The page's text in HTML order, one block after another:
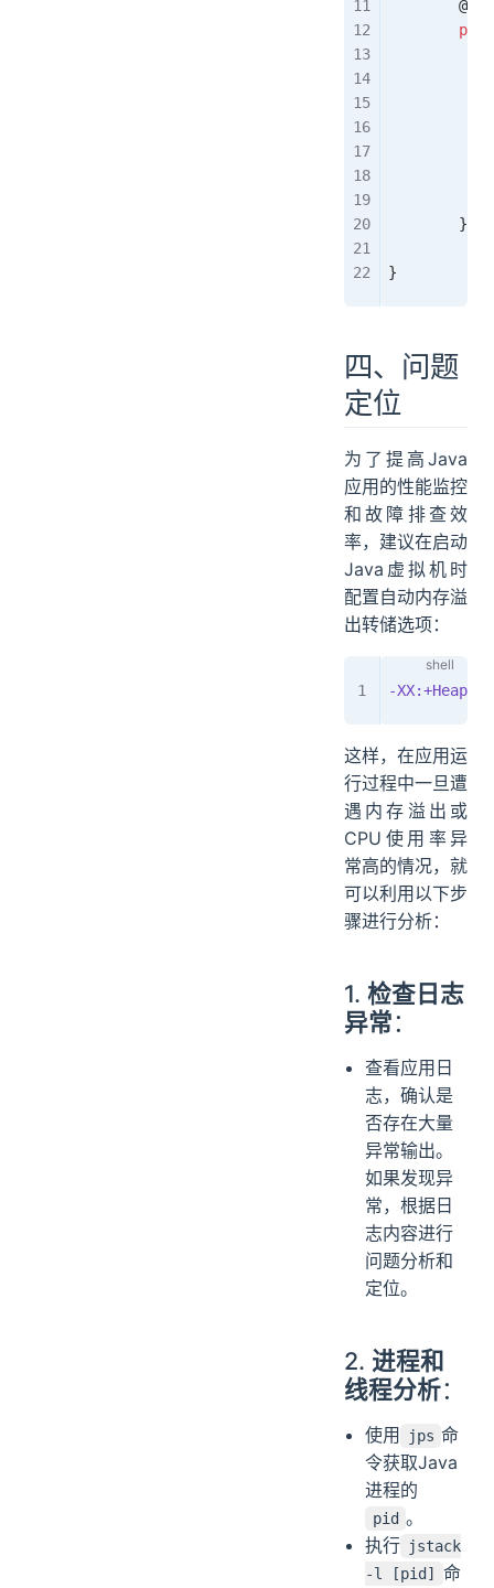
	@
	}
}
四、问题
定位
为了提高Java
应用的性能监控
和故障排查效
率，建议在启动
Java虚拟机时
配置自动内存溢
出转储选项：
-
这样，在应用运
行过程中一旦遭
遇内存溢出或
CPU使用率异
常高的情况，就
可以利用以下步
骤进行分析：
1. 检查日志
异常：
查看应用日
志，确认是
否存在大量
异常输出。
如果发现异
常，根据日
志内容进行
问题分析和
定位。
2. 进程和
线程分析：
使用 jps 命
令获取Java
进程的
pid 。
执行 jstack
-l [pid]
命